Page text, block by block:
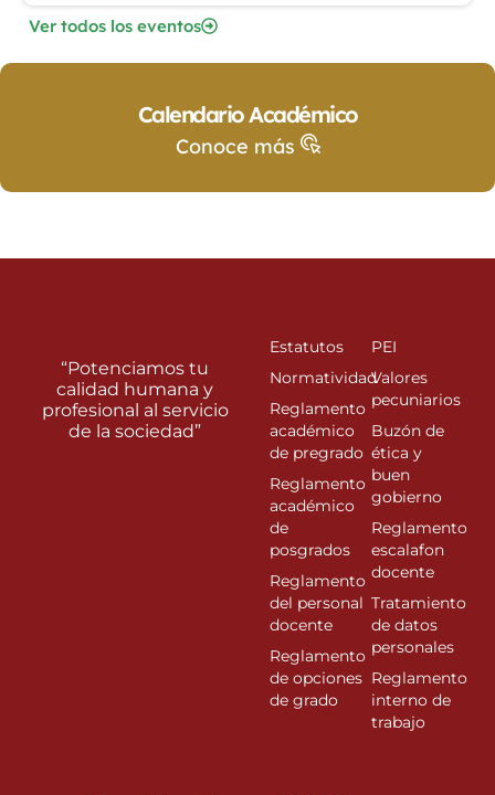
Ver todos los eventos
Calendario Académico
Conoce más
“Potenciamos tu
calidad humana y
profesional al servicio
de la sociedad”
Estatutos
Normatividad
Reglamento
académico
de pregrado
Reglamento
académico
de
posgrados
Reglamento
del personal
docente
Reglamento
de opciones
de grado
PEI
Valores
pecuniarios
Buzón de
ética y
buen
gobierno
Reglamento
escalafon
docente
Tratamiento
de datos
personales
Reglamento
interno de
trabajo